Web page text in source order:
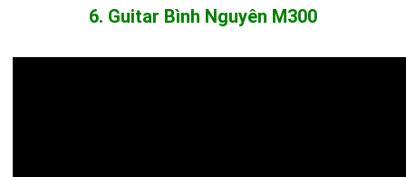
6. Guitar Bình Nguyên M300